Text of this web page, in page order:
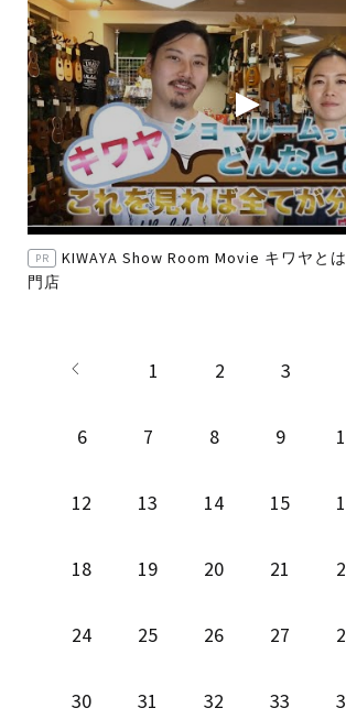
PR
KIWAYA Show Room Movie キワヤと
門店
1 2 3
6 7 8 9
12 13 14 15
18 19 20 21
24 25 26 27
30 31 32 33